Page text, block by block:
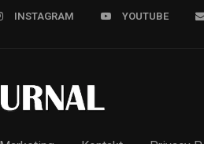
INSTAGRAM YOUTUBE